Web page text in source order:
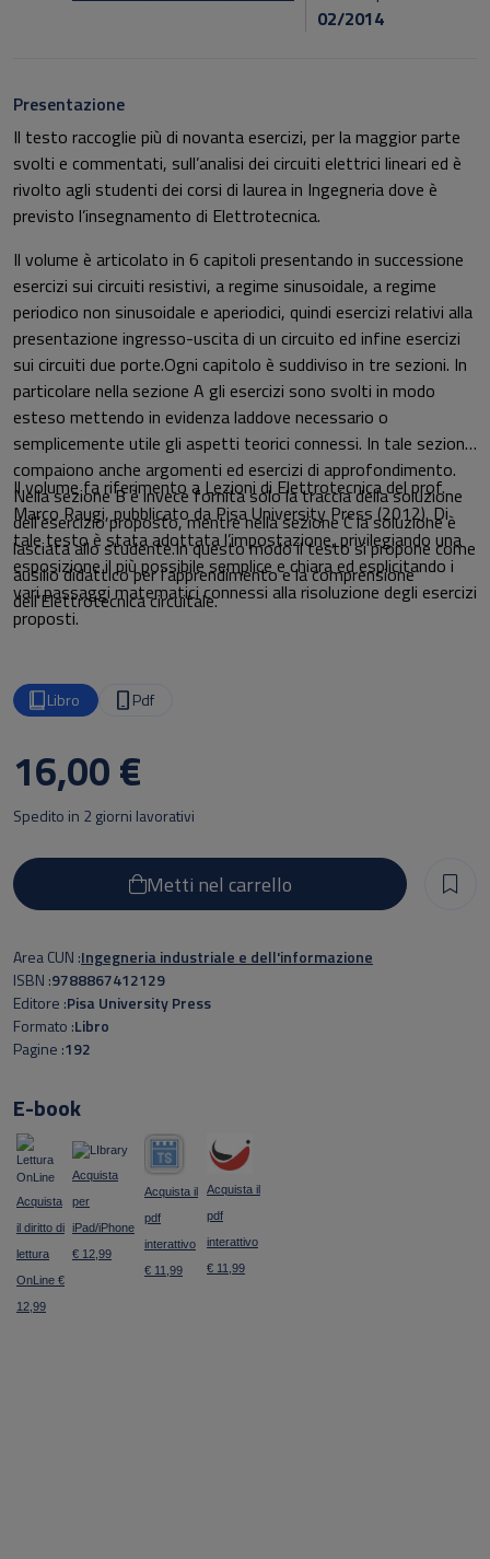
02/2014
Presentazione
Il testo raccoglie più di novanta esercizi, per la maggior parte
svolti e commentati, sull’analisi dei circuiti elettrici lineari ed è
rivolto agli studenti dei corsi di laurea in Ingegneria dove è
previsto l’insegnamento di Elettrotecnica.
Il volume è articolato in 6 capitoli presentando in successione
esercizi sui circuiti resistivi, a regime sinusoidale, a regime
periodico non sinusoidale e aperiodici, quindi esercizi relativi alla
presentazione ingresso-uscita di un circuito ed infine esercizi
sui circuiti due porte.Ogni capitolo è suddiviso in tre sezioni. In
particolare nella sezione A gli esercizi sono svolti in modo
esteso mettendo in evidenza laddove necessario o
semplicemente utile gli aspetti teorici connessi. In tale sezioni
compaiono anche argomenti ed esercizi di approfondimento.
Nella sezione B è invece fornita solo la traccia della soluzione
dell’esercizio proposto, mentre nella sezione C la soluzione è
lasciata allo studente.In questo modo il testo si propone come
ausilio didattico per l’apprendimento e la comprensione
dell’Elettrotecnica circuitale.
Il volume fa riferimento a Lezioni di Elettrotecnica del prof.
Marco Raugi, pubblicato da Pisa University Press (2012). Di
tale testo è stata adottata l’impostazione, privilegiando una
esposizione il più possibile semplice e chiara ed esplicitando i
vari passaggi matematici connessi alla risoluzione degli esercizi
proposti.
Libro Pdf
16,00 €
Metti nel carrello
Spedito in 2 giorni lavorativi
Area CUN Ingegneria industriale e dell'informazione
ISBN 9788867412129
Editore Pisa University Press
Formato Libro
Pagine 192
E-book
Acquista
il diritto di
lettura
OnLine €
12,99
Acquista
per
iPad/iPhone
€ 12,99
Acquista il
pdf
interattivo
€ 11,99
Acquista il
pdf
interattivo
€ 11,99